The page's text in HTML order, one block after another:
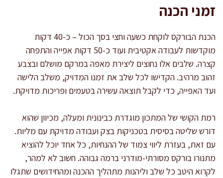
זמני הכנה
הכנת הבורקס לוקחת כשעה וחצי בסך הכול – כ-40 דקות
מוקדשות לעבודה אקטיבית ועוד כ-50 דקות אפייה והתפחה
קצרה. שלבים אלו נחוצים ליצירת מאפה במרקם מושלם ובצבע
זהוב מרהיב. הקדישו לכל שלב את זמנו המדויק, משלב הלישה
ועד האפייה, כדי לקבל תוצאה עשירה בטעמים ופריכות מדויקת.
רמת הקושי של המתכון מוגדרת כבינונית ומעלה, מכיוון שהוא
דורש שליטה בסיסית בטכניקות בצק ועבודה מדויקת עם מליות.
עם זאת, בעזרת ליווי צמוד של ההנחיות, כל אחד יוכל להוציא
מתנורו בורקס מסורתי-מודרני ברמה גבוהה. חשוב לא למהר,
לקרוא היטב כל שלב וליהנות מתהליך ההכנה ומהחידושים שתגלו